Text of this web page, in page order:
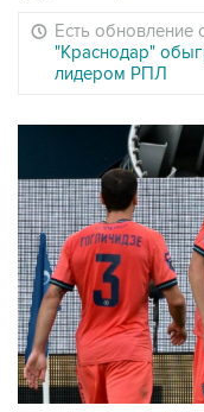
Есть обновление
"Краснодар"
лидером РПЛ